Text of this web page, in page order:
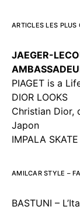
ARTICLES LES PLUS
JAEGER-
PIAGET is a
DIOR LOOKS
Christian Dior,
Japon
IMPALA
AMILCAR STYLE –
BASTUNI –